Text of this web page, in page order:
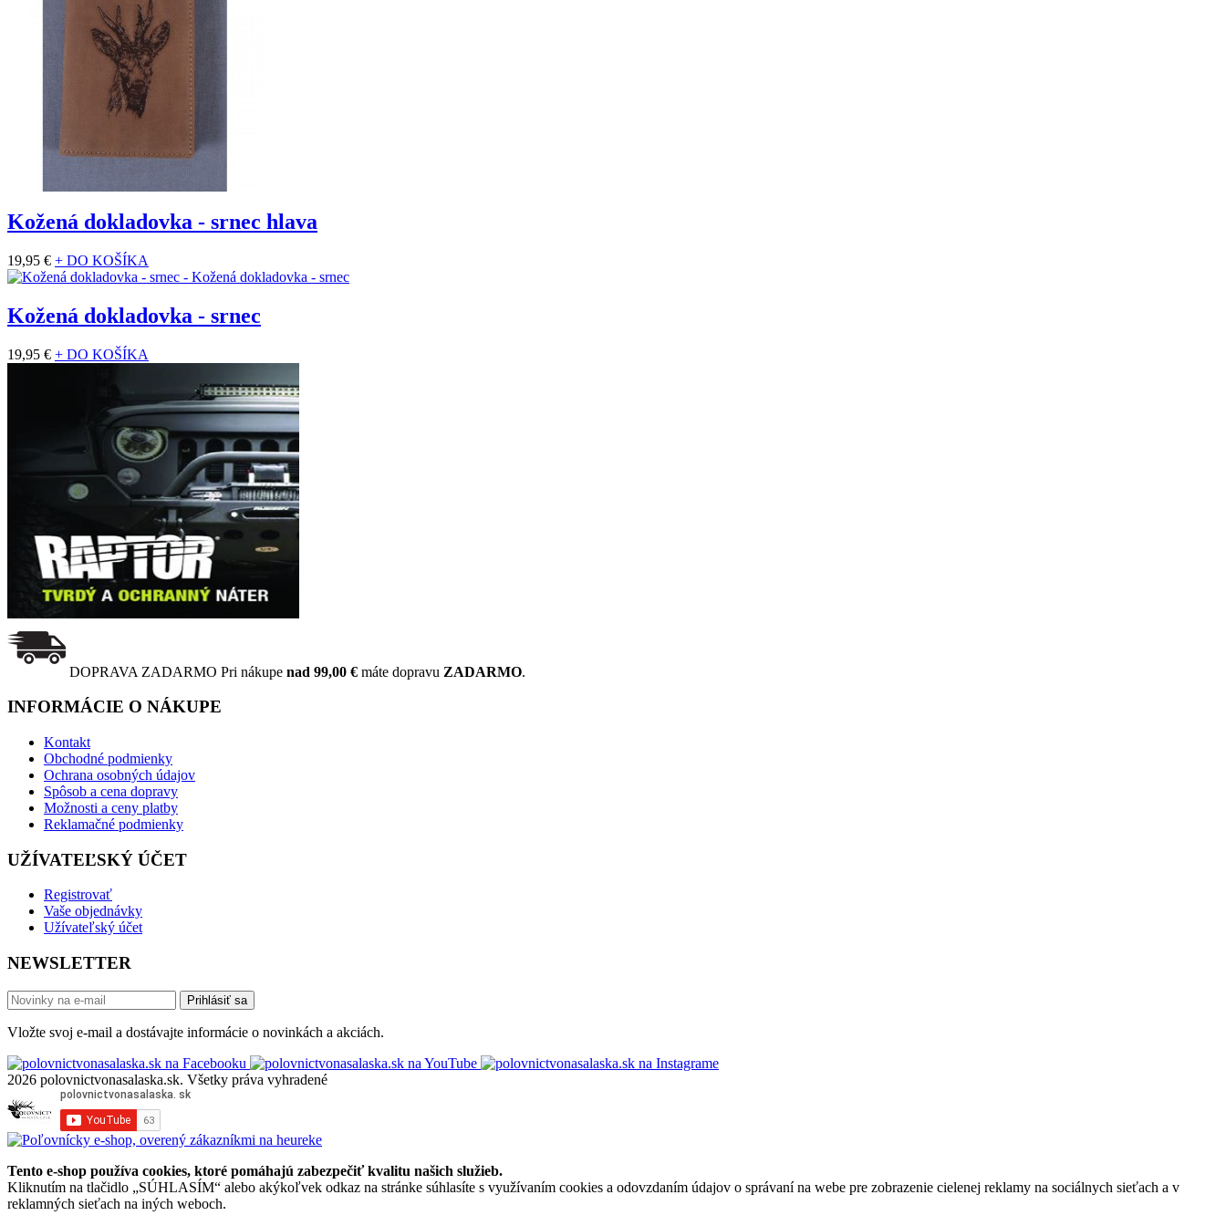
Kožená dokladovka - srnec hlava
19,95 € + DO KOŠÍKA
Kožená dokladovka - srnec
19,95 € + DO KOŠÍKA
DOPRAVA ZADARMO Pri nákupe nad 99,00 € máte dopravu ZADARMO.
INFORMÁCIE O NÁKUPE
Kontakt
Obchodné podmienky
Ochrana osobných údajov
Spôsob a cena dopravy
Možnosti a ceny platby
Reklamačné podmienky
UŽÍVATEĽSKÝ ÚČET
Registrovať
Vaše objednávky
Užívateľský účet
NEWSLETTER
Prihlásiť sa
Vložte svoj e-mail a dostávajte informácie o novinkách a akciách.
2026 polovnictvonasalaska.sk. Všetky práva vyhradené
Tento e-shop používa cookies, ktoré pomáhajú zabezpečiť kvalitu našich služieb.
Kliknutím na tlačidlo „SÚHLASÍM“ alebo akýkoľvek odkaz na stránke súhlasíte s využívaním cookies a odovzdaním údajov o správaní na webe pre zobrazenie cielenej reklamy na sociálnych sieťach a v
reklamných sieťach na iných weboch.